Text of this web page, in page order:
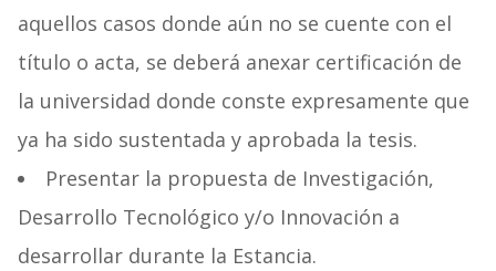
aquellos casos donde aún no se cuente con el
título o acta, se deberá anexar certificación de
la universidad donde conste expresamente que
ya ha sido sustentada y aprobada la tesis.
Presentar la propuesta de Investigación,
Desarrollo Tecnológico y/o Innovación a
desarrollar durante la Estancia.